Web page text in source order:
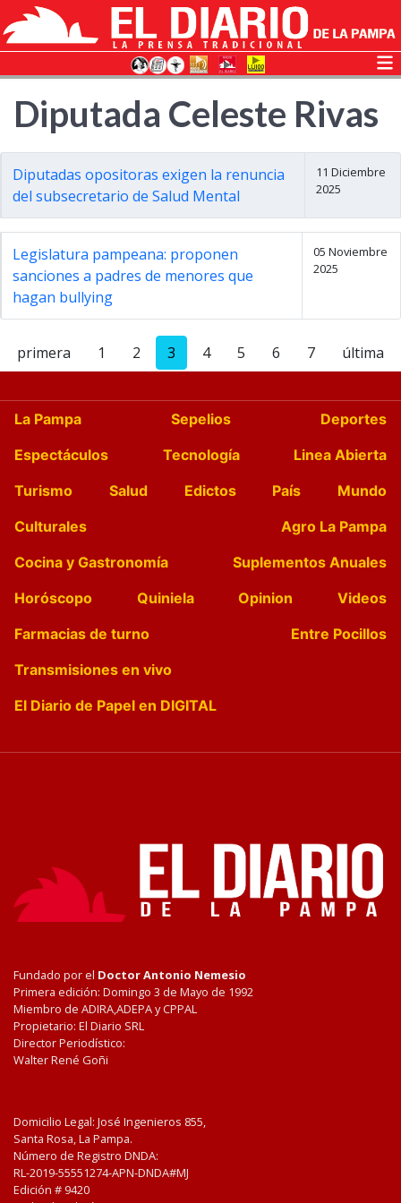
Diputada Celeste Rivas
Diputadas opositoras exigen la renuncia
del subsecretario de Salud Mental
11 Diciembre
2025
Legislatura pampeana: proponen
sanciones a padres de menores que
hagan bullying
05 Noviembre
2025
primera 1 2 3 4 5 6 7 última
La Pampa Sepelios
Deportes
Espectáculos
Tecnología
Linea Abierta
Turismo
Salud Edictos País
Mundo
Culturales
Agro La Pampa
Cocina y Gastronomía
Suplementos Anuales
Horóscopo
Quiniela Opinion
Videos
Farmacias de turno
Entre Pocillos
Transmisiones en vivo
El Diario de Papel en DIGITAL
Fundado por el Doctor Antonio Nemesio
Primera edición: Domingo 3 de Mayo de 1992
Miembro de ADIRA,ADEPA y CPPAL
Propietario: El Diario SRL
Director Periodístico:
Walter René Goñi
Domicilio Legal: José Ingenieros 855,
Santa Rosa, La Pampa.
Número de Registro DNDA:
RL-2019-55551274-APN-DNDA#MJ
Edición # 9420